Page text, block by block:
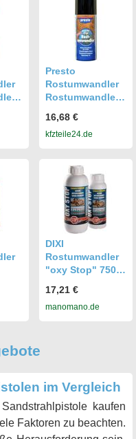
Presto
Rostumwandler
Rostumwandler-
232992 0.15l
16,68 €
kfzteile24.de
DIXI
Rostumwandler
"oxy Stop" 750
17,21 €
manomano.de
im Vergleich
kaufen
Faktoren zu beachten.